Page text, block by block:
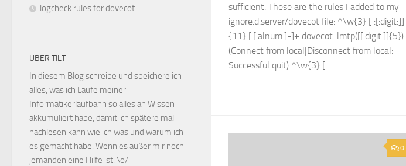
sufficient. These are the rules I added to my
ignore.d.server/dovecot file: ^\w{3} [ :[:digit:]]
{11} [.[:alnum:]-]+ dovecot: lmtp([[:digit:]]{5}):
(Connect from local|Disconnect from local:
Successful quit) ^\w{3} [...
0
logcheck rules for dovecot
ÜBER TILT
In diesem Blog schreibe und speichere ich
alles, was ich Laufe meiner
Informatikerlaufbahn so alles an Wissen
akkumuliert habe, damit ich spätere mal
nachlesen kann wie ich was und warum ich
es gemacht habe. Wenn es außer mir noch
jemanden eine Hilfe ist: \o/